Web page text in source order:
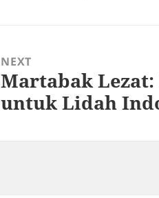
NEXT
Next
post:
Martabak Lezat:
untuk Lidah